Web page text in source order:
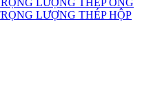
LƯỢNG THÉP ỐNG
LƯỢNG THÉP HỘP